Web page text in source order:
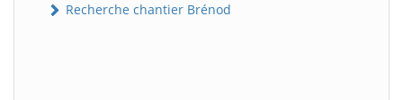
Recherche chantier Brénod